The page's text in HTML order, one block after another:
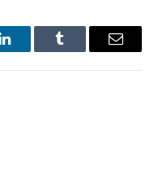
LinkedInTumblr Email